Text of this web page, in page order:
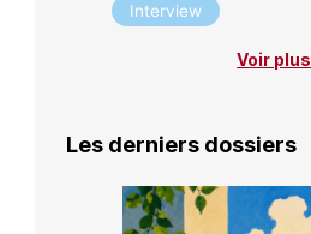
Interview
Voir plus
Les derniers dossiers